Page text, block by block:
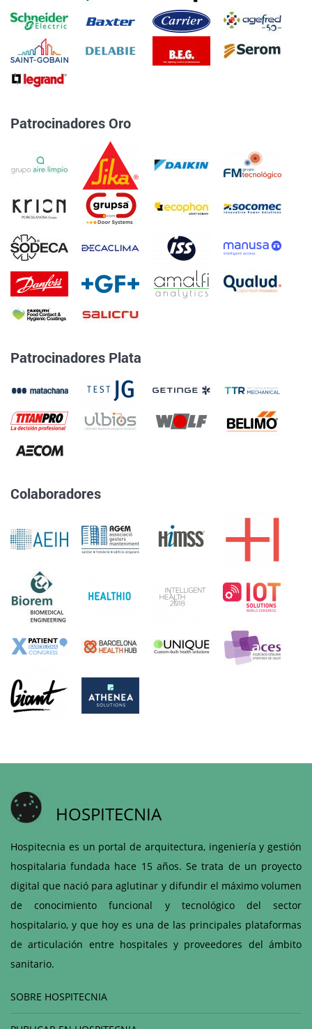
Patrocinadores Oro
Patrocinadores Plata
Colaboradores
HOSPITECNIA
Hospitecnia es un portal de arquitectura, ingeniería y gestión
hospitalaria fundada hace 15 años. Se trata de un proyecto
digital que nació para aglutinar y difundir el máximo volumen
de conocimiento funcional y tecnológico del sector
hospitalario, y que hoy es una de las principales plataformas
de articulación entre hospitales y proveedores del ámbito
sanitario.
SOBRE HOSPITECNIA